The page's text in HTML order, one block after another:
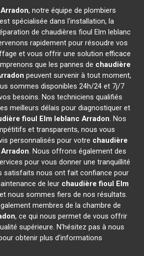
Arradon, notre équipe de plombiers
spécialisée dans l'installation, la
de chaudières fioul Elm leblanc
rapidement pour résoudre vos
et vous offrir une solution efficace
que les pannes de chaudière
peuvent survenir à tout moment,
sommes disponibles 24h/24 et 7j/7
besoins. Nos techniciens qualifiés
meilleurs délais pour diagnostiquer et
fioul Elm leblanc Arradon. Nos
et transparents, nous vous
personnalisés pour votre chaudière
Arradon. Nous offrons également des
pour vous donner une tranquillité
satisfaits nous ont fait confiance pour
de leur chaudière fioul Elm
nous sommes fiers de nos résultats.
membres de la chambre de
, ce qui nous permet de vous offrir
supérieure. N'hésitez pas à nous
obtenir plus d'informations